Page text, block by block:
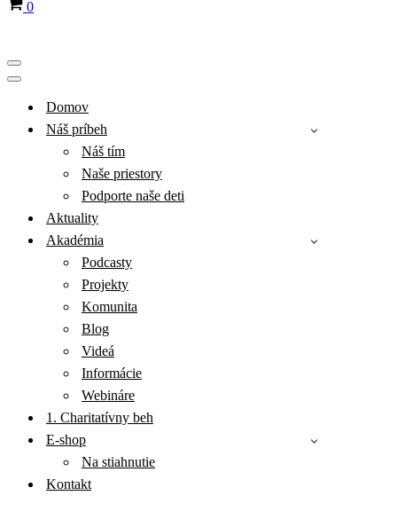
0
Menu
navigácie
Menu
Domov
Náš príbeh
Náš tím
Naše priestory
Podporte naše deti
Aktuality
Akadémia
Podcasty
Projekty
Komunita
Blog
Videá
Informácie
Webináre
1. Charitatívny beh
E-shop
Na stiahnutie
Kontakt